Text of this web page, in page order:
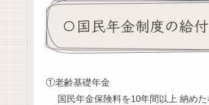
〇国民年金制度の給付
①老齢基礎年金
国民年金保険料を10年間以上 納めた